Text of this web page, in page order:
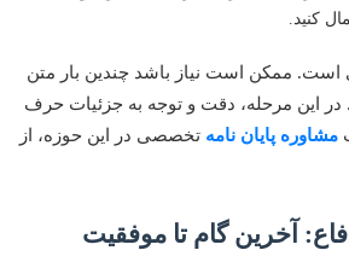
ممکن است نیاز باشد چندین بار متن
مرحله، دقت و توجه به جزئیات حرف
پایان نامهتخصصی در این حوزه، از
آخرین گام تا موفقیت